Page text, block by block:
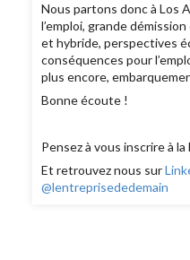
Nous partons donc à Los
l’emploi, grande
et hybride, perspectives
conséquences pour
plus encore,
Bonne écoute !
Pensez à vous inscrire à
Et retrouvez nous sur
@lentreprisededemain